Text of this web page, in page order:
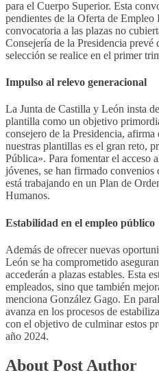
para el Cuerpo Superior. Esta
pendientes de la Oferta de
convocatoria a las plazas no
Consejería de la Presidencia
selección se realice en el primer
Impulso al relevo generacional
La Junta de Castilla y León insta
plantilla como un objetivo
consejero de la Presidencia,
nuestras plantillas es el gran reto,
Pública». Para fomentar el acceso
jóvenes, se han firmado
está trabajando en un Plan de
Humanos.
Estabilidad en el empleo público
Además de ofrecer nuevas
León se ha comprometido
accederán a plazas estables. Esta
empleados, sino que también
menciona González Gago. En
avanza en los procesos de
con el objetivo de culminar estos
año 2024.
About Post Author